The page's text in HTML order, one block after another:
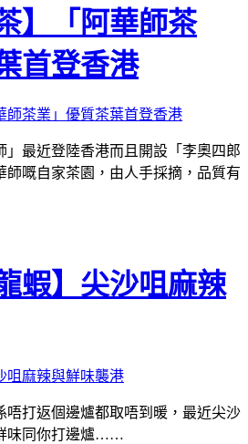
】「阿華師茶
首登香港
」最近登陸香港而且開設「李奧四郎
師嘅自家茶園，由人手採摘，品質有
蝦】尖沙咀麻辣
唔打返個邊爐都取唔到暖，最近尖沙
味同你打邊爐……